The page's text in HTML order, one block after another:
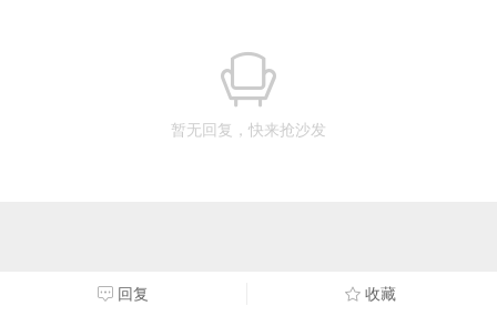
暂无回复，快来抢沙发
回复 收藏